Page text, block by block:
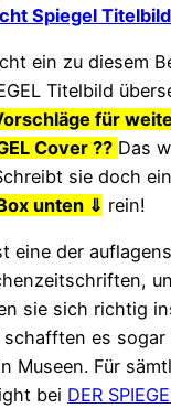
Spiegel
ein zu diesem
Titelbild
für
Cover?? Das
sie doch
unten ⇓ rein!
eine der
sie sich richtig
schafften es
Museen. Für
bei DER